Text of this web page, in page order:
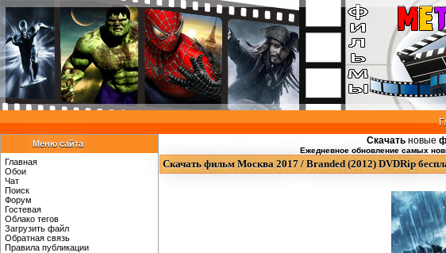
Меню сайта
Главная
Обои
Чат
Поиск
Форум
Гостевая
Облако тегов
Загрузить файл
Обратная связь
Правила публикации
Скачатьновые
Ежедневное обновление самых
Скачать фильм Москва 2017 / Branded (2012) DVDRip